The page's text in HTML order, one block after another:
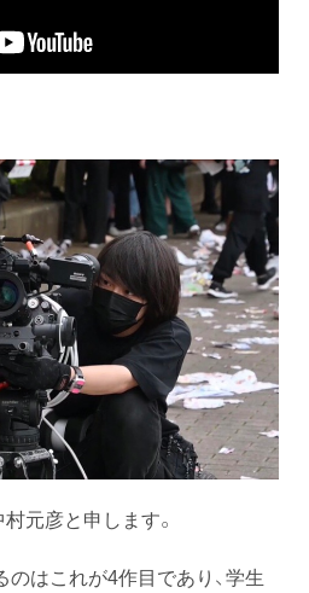
元彦と申します。
はこれが4作目であり、学生